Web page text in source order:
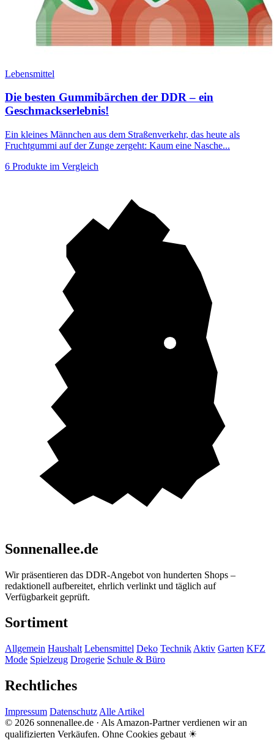
Lebensmittel
Die besten Gummibärchen der DDR – ein
Geschmackserlebnis!
Ein kleines Männchen aus dem Straßenverkehr, das heute als
Fruchtgummi auf der Zunge zergeht: Kaum eine Nasche...
6 Produkte im Vergleich
Sonnenallee.de
Wir präsentieren das DDR-Angebot von hunderten Shops –
redaktionell aufbereitet, ehrlich verlinkt und täglich auf
Verfügbarkeit geprüft.
Sortiment
Allgemein Haushalt Lebensmittel Deko Technik Aktiv Garten KFZ
Mode Spielzeug Drogerie Schule & Büro
Rechtliches
Impressum Datenschutz Alle Artikel
© 2026 sonnenallee.de · Als Amazon-Partner verdienen wir an
qualifizierten Verkäufen. Ohne Cookies gebaut ☀